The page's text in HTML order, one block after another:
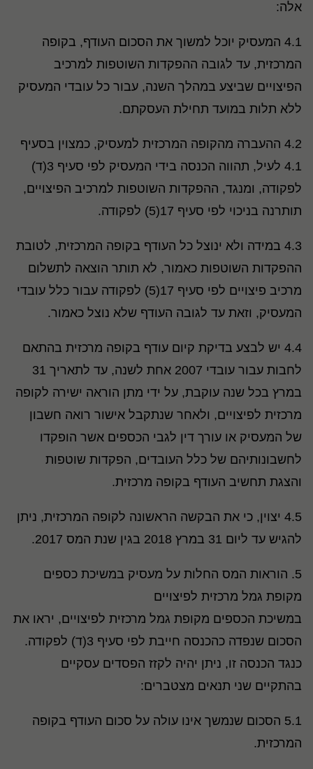
אלה:
4.1 המעסיק יוכל למשוך את הסכום העודף, בקופה
המרכזית, עד לגובה ההפקדות השוטפות למרכיב
הפיצויים שביצע במהלך השנה, עבור כל עובדי המעסיק
ללא תלות במועד תחילת העסקתם.
4.2 ההעברה מהקופה המרכזית למעסיק, כמצוין בסעיף
4.1 לעיל, תהווה הכנסה בידי המעסיק לפי סעיף 3(ד)
לפקודה, ומנגד, ההפקדות השוטפות למרכיב הפיצויים,
תותרנה בניכוי לפי סעיף 17(5) לפקודה.
4.3 במידה ולא ינוצל כל העודף בקופה המרכזית, לטובת
ההפקדות השוטפות כאמור, לא תותר הוצאה לתשלום
מרכיב פיצויים לפי סעיף 17(5) לפקודה עבור כלל עובדי
המעסיק, וזאת עד לגובה העודף שלא נוצל כאמור.
4.4 יש לבצע בדיקת קיום עודף בקופה מרכזית בהתאם
לחבות עבור עובדי 2007 אחת לשנה, עד לתאריך 31
במרץ בכל שנה עוקבת, על ידי מתן הוראה ישירה לקופה
מרכזית לפיצויים, ולאחר שנתקבל אישור רואה חשבון
של המעסיק או עורך דין לגבי הכספים אשר הופקדו
לחשבונותיהם של כלל העובדים, הפקדות שוטפות
והצגת תחשיב העודף בקופה מרכזית.
4.5 יצוין, כי את הבקשה הראשונה לקופה המרכזית, ניתן
להגיש עד ליום 31 במרץ 2018 בגין שנת המס 2017.
5. הוראות המס החלות על מעסיק במשיכת כספים
מקופת גמל מרכזית לפיצויים
במשיכת הכספים מקופת גמל מרכזית לפיצויים, יראו את
הסכום שנפדה כהכנסה חייבת לפי סעיף 3(ד) לפקודה.
כנגד הכנסה זו, ניתן יהיה לקזז הפסדים עסקיים
בהתקיים שני תנאים מצטברים:
5.1 הסכום שנמשך אינו עולה על סכום העודף בקופה
המרכזית.